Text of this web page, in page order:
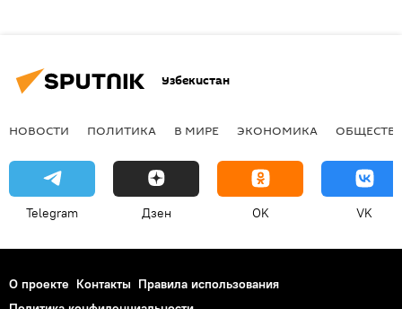
Узбекистан
НОВОСТИ ПОЛИТИКА В МИРЕ ЭКОНОМИКА
Telegram Дзен OK VK
О проекте Контакты Правила использования